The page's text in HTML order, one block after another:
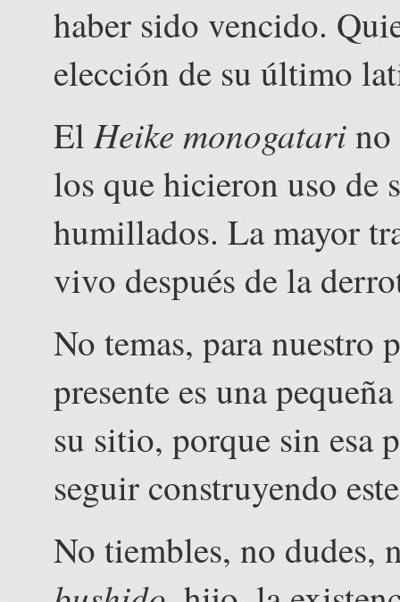
haber sido vencido.
elección de su último
ElHeike monogatarino
los que hicieron uso de
humillados. La mayor
vivo después de la
No temas, para nuestro
presente es una
su sitio, porque sin esa
seguir construyendo
No tiembles, no dudes,